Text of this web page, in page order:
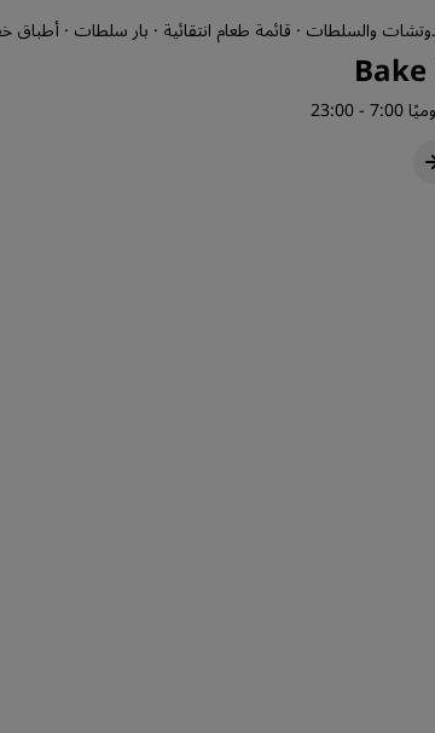
والسلطات · قائمة طعام انتقائية · بار سلطات · أطباق
Bake
7:00 - 23:00